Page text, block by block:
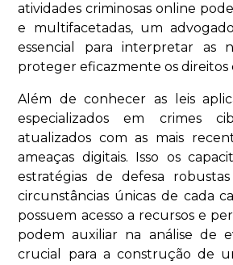
atividades criminosas online
e multifacetadas, um
essencial para interpretar as
proteger eficazmente os direitos
Além de conhecer as leis
especializados em crimes
atualizados com as mais
ameaças digitais. Isso os
estratégias de defesa
circunstâncias únicas de cada
possuem acesso a recursos e
podem auxiliar na análise de
crucial para a construção de